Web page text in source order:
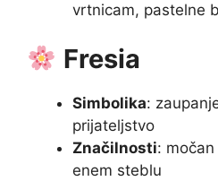
vrtnicam, pastelne
Fresia
Simbolika:
prijateljstvo
Značilnosti:
enem steblu